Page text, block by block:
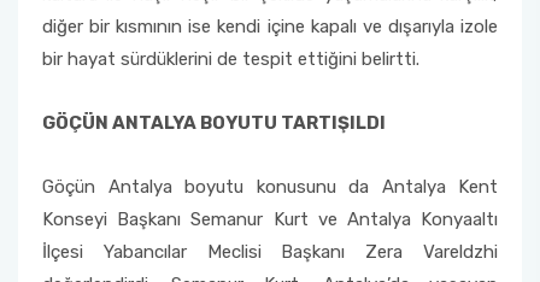
diğer bir kısmının ise kendi içine kapalı ve dışarıyla izole
bir hayat sürdüklerini de tespit ettiğini belirtti.
GÖÇÜN ANTALYA BOYUTU TARTIŞILDI
Göçün Antalya boyutu konusunu da Antalya Kent
Konseyi Başkanı Semanur Kurt ve Antalya Konyaaltı
İlçesi Yabancılar Meclisi Başkanı Zera Vareldzhi